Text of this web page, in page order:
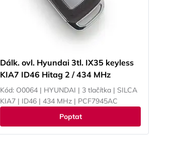
Dálk. ovl. Hyundai 3tl. IX35 keyless
KIA7 ID46 Hitag 2 / 434 MHz
Kód: O0064 | HYUNDAI | 3 tlačítka | SILCA
KIA7 | ID46 | 434 MHz | PCF7945AC
Poptat